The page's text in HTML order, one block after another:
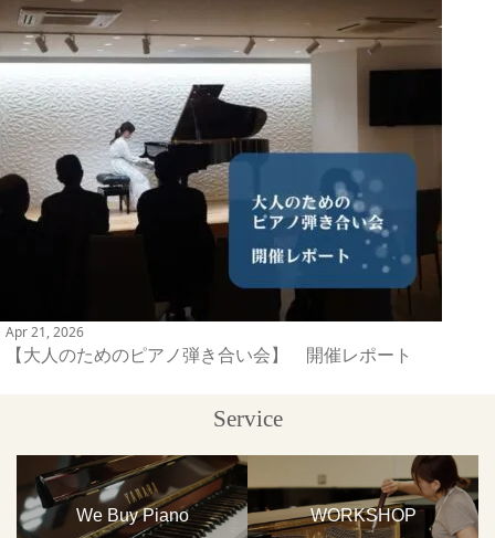
Apr 21, 2026
【大人のためのピアノ弾き合い会】 開催レポート
Service
We Buy Piano WORKSHOP